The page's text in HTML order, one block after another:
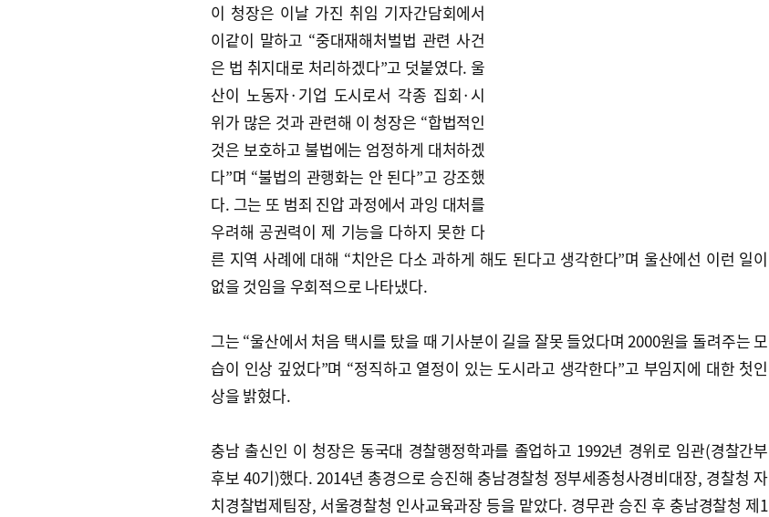
이 청장은 이날 가진 취임 기자간담회에서
이같이 말하고 “중대재해처벌법 관련 사건
은 법 취지대로 처리하겠다”고 덧붙였다. 울
산이 노동자·기업 도시로서 각종 집회·시
위가 많은 것과 관련해 이 청장은 “합법적인
것은 보호하고 불법에는 엄정하게 대처하겠
다”며 “불법의 관행화는 안 된다”고 강조했
다. 그는 또 범죄 진압 과정에서 과잉 대처를
우려해 공권력이 제 기능을 다하지 못한 다
른 지역 사례에 대해 “치안은 다소 과하게 해도 된다고 생각한다”며 울산에선 이런 일이
없을 것임을 우회적으로 나타냈다.
그는 “울산에서 처음 택시를 탔을 때 기사분이 길을 잘못 들었다며 2000원을 돌려주는 모
습이 인상 깊었다”며 “정직하고 열정이 있는 도시라고 생각한다”고 부임지에 대한 첫인
상을 밝혔다.
충남 출신인 이 청장은 동국대 경찰행정학과를 졸업하고 1992년 경위로 임관(경찰간부
후보 40기)했다. 2014년 총경으로 승진해 충남경찰청 정부세종청사경비대장, 경찰청 자
치경찰법제팀장, 서울경찰청 인사교육과장 등을 맡았다. 경무관 승진 후 충남경찰청 제1